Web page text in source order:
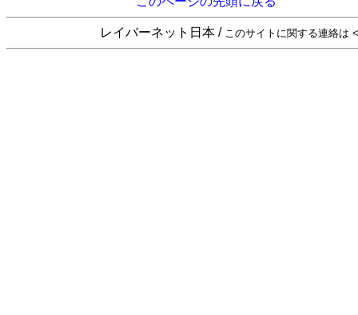
レイバーネット日本 / このサイトに関する連絡は